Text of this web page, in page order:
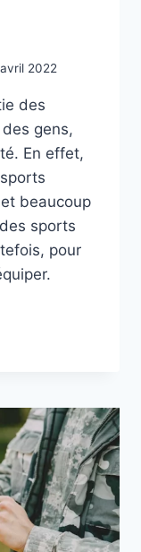
2022
des
gens,
En effet,
beaucoup
sports
pour